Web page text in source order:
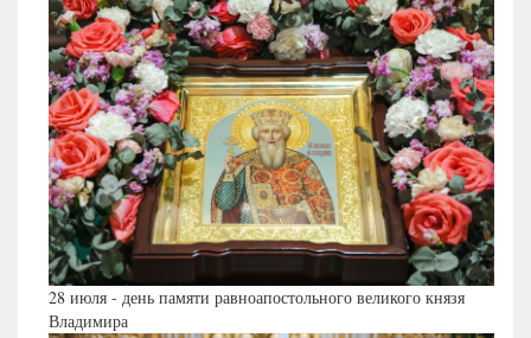
28 июля - день памяти равноапостольного великого князя
Владимира